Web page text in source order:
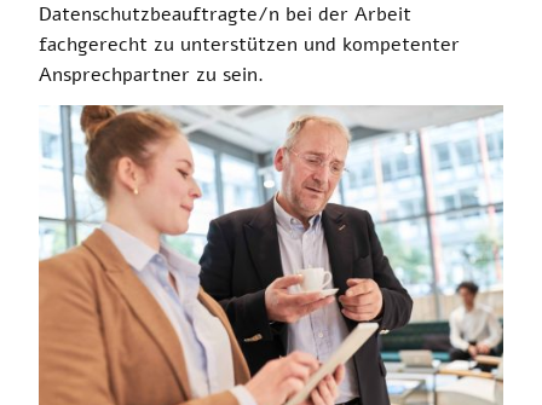
Datenschutzbeauftragte/n bei der Arbeit
fachgerecht zu unterstützen und kompetenter
Ansprechpartner zu sein.